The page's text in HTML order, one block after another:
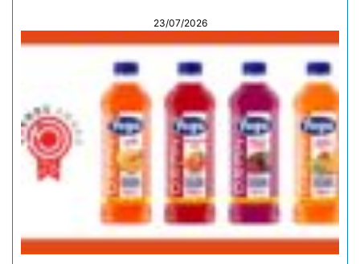
23/07/2026